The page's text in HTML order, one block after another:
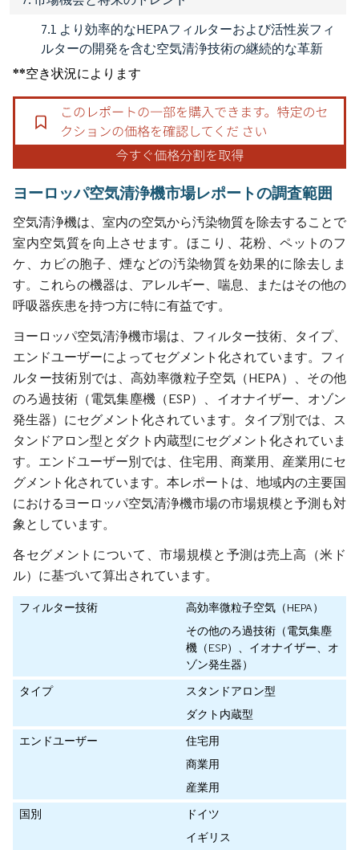
7.1 より効率的なHEPAフィルターおよび活性炭フィ
ルターの開発を含む空気清浄技術の継続的な革新
**空き状況によります
ヨーロッパ空気清浄機市場レポートの調査範囲
空気清浄機は、室内の空気から汚染物質を除去することで
室内空気質を向上させます。ほこり、花粉、ペットのフ
ケ、カビの胞子、煙などの汚染物質を効果的に除去しま
す。これらの機器は、アレルギー、喘息、またはその他の
呼吸器疾患を持つ方に特に有益です。
ヨーロッパ空気清浄機市場は、フィルター技術、タイプ、
エンドユーザーによってセグメント化されています。フィ
ルター技術別では、高効率微粒子空気（HEPA）、その他
のろ過技術（電気集塵機（ESP）、イオナイザー、オゾン
発生器）にセグメント化されています。タイプ別では、ス
タンドアロン型とダクト内蔵型にセグメント化されていま
す。エンドユーザー別では、住宅用、商業用、産業用にセ
グメント化されています。本レポートは、地域内の主要国
におけるヨーロッパ空気清浄機市場の市場規模と予測も対
象としています。
各セグメントについて、市場規模と予測は売上高（米ド
ル）に基づいて算出されています。
フィルター技術
高効率微粒子空気（HEPA）
その他のろ過技術（電気集塵
機（ESP）、イオナイザー、オ
ゾン発生器）
タイプ
スタンドアロン型
ダクト内蔵型
エンドユーザー
住宅用
商業用
産業用
国別
ドイツ
イギリス